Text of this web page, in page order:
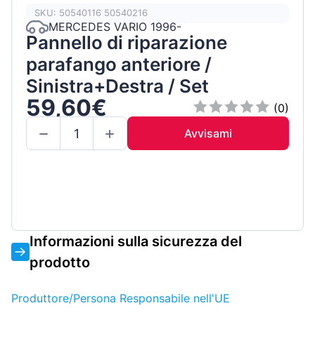
SKU: 50540116 50540216
MERCEDES VARIO 1996-
Pannello di riparazione
parafango anteriore /
Sinistra+Destra / Set
59,60€
(0)
Avvisami
Informazioni sulla sicurezza del
prodotto
Produttore/Persona Responsabile nell'UE